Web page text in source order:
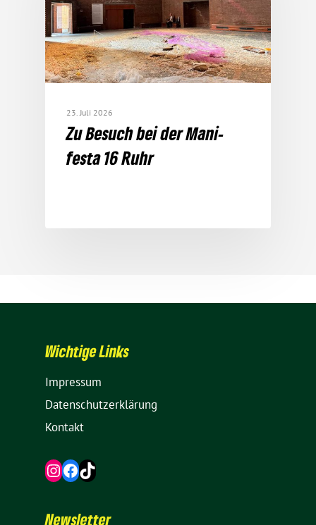
23. Juli 2026
Zu Besuch bei der Mani­
festa 16 Ruhr
Wich­tige Links
Impressum
Daten­schutz­er­klä­rung
Kontakt
Instagram
Facebook
TikTok
News­letter